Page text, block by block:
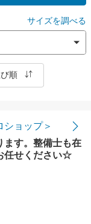
サイズを調べる
順
の安い順
の高い順
ョップ＞
ます。整備士も在
任せください☆